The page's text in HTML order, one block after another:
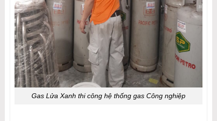
Gas Lửa Xanh thi công hệ thống gas Công nghiệp